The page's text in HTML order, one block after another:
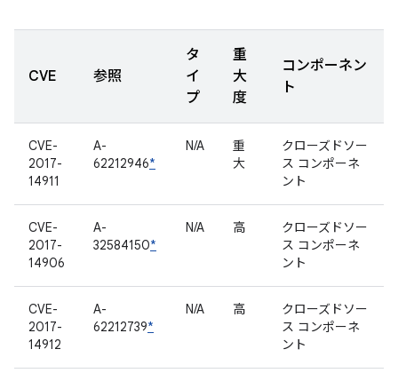
CVE 参照
タ
イ
プ
重
大
度
コンポーネン
ト
CVE-
2017-
14911
A-
62212946*
N/A
重
大
クローズドソー
ス コンポーネ
ント
CVE-
2017-
14906
A-
32584150*
N/A 高
クローズドソー
ス コンポーネ
ント
CVE-
2017-
14912
A-
62212739*
N/A 高
クローズドソー
ス コンポーネ
ント